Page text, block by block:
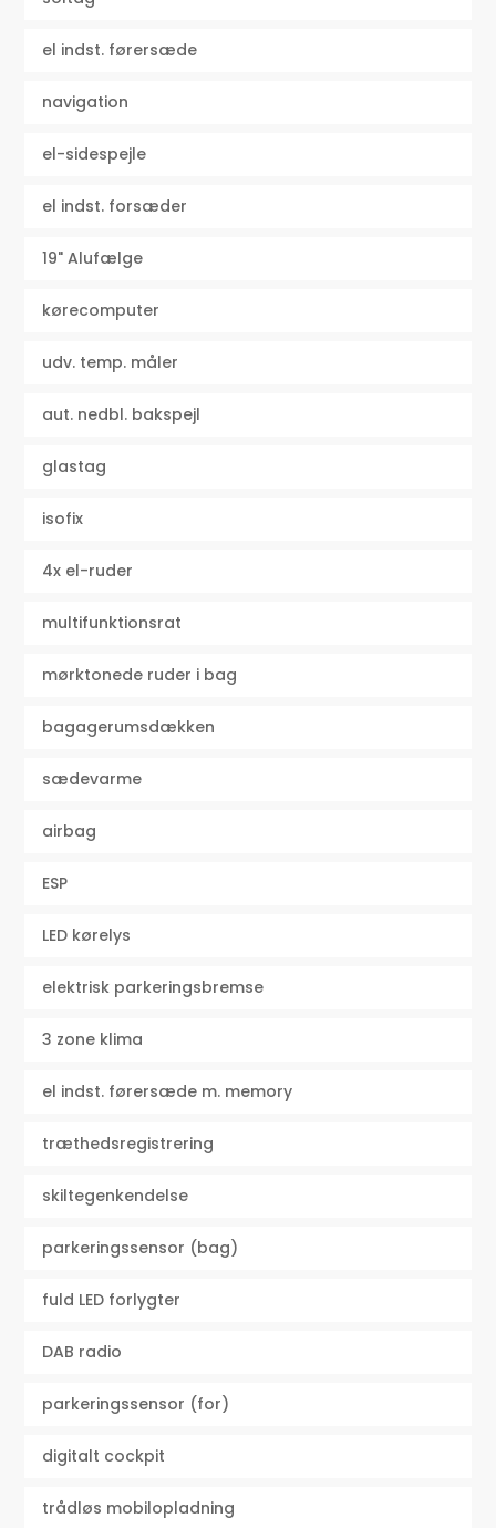
el indst. førersæde
navigation
el-sidespejle
el indst. forsæder
19" Alufælge
kørecomputer
udv. temp. måler
aut. nedbl. bakspejl
glastag
isofix
4x el-ruder
multifunktionsrat
mørktonede ruder i bag
bagagerumsdækken
sædevarme
airbag
ESP
LED kørelys
elektrisk parkeringsbremse
3 zone klima
el indst. førersæde m. memory
træthedsregistrering
skiltegenkendelse
parkeringssensor (bag)
fuld LED forlygter
DAB radio
parkeringssensor (for)
digitalt cockpit
trådløs mobilopladning